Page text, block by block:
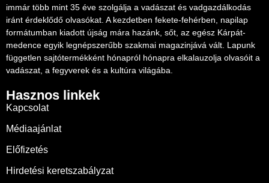
immár több mint 35 éve szolgálja a vadászat és vadgazdálkodás
iránt érdeklődő olvasókat. A kezdetben fekete-fehérben, napilap
formátumban kiadott újság mára hazánk, sőt, az egész Kárpát-
medence egyik legnépszerűbb szakmai magazinjává vált. Lapunk
független sajtótermékként hónapról hónapra elkalauzolja olvasóit a
vadászat, a fegyverek és a kultúra világába.
Hasznos linkek
Kapcsolat
Médiaajánlat
Előfizetés
Hirdetési keretszabályzat